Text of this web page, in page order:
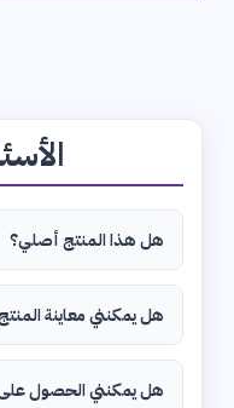
هل هذا المنتج أصلي؟
هل يمكنني معاينة
هل يمكنني الحصول على